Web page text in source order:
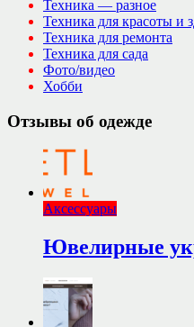
Техника — разное
Техника для красоты и
Техника для ремонта
Техника для сада
Фото/видео
Хобби
Отзывы об одежде
Аксессуары
Ювелирные